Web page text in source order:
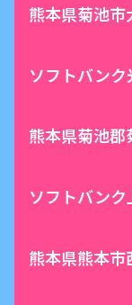
熊本県菊池
ソフトバン
熊本県菊池
ソフトバン
熊本県熊本